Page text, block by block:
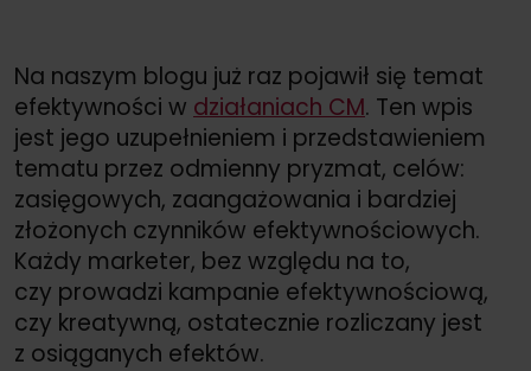
Na naszym blogu już raz pojawił się temat
efektywności w działaniach CM. Ten wpis
jest jego uzupełnieniem i przedstawieniem
tematu przez odmienny pryzmat, celów:
zasięgowych, zaangażowania i bardziej
złożonych czynników efektywnościowych.
Każdy marketer, bez względu na to,
czy prowadzi kampanie efektywnościową,
czy kreatywną, ostatecznie rozliczany jest
z osiąganych efektów.